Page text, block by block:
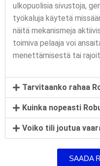
ulkopuolisia sivustoja,
työkaluja käytetä
näitä mekanismeja
toimiva pelaaja voi
menettämisestä tai
Tarvitaanko rahaa
Kuinka nopeasti
Voiko tili joutua
SAADA